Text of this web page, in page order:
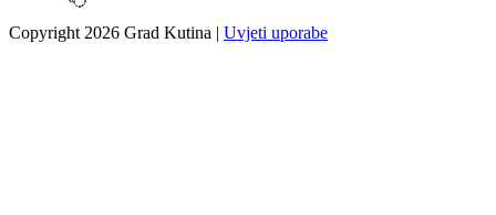
Copyright 2026 Grad Kutina | Uvjeti uporabe